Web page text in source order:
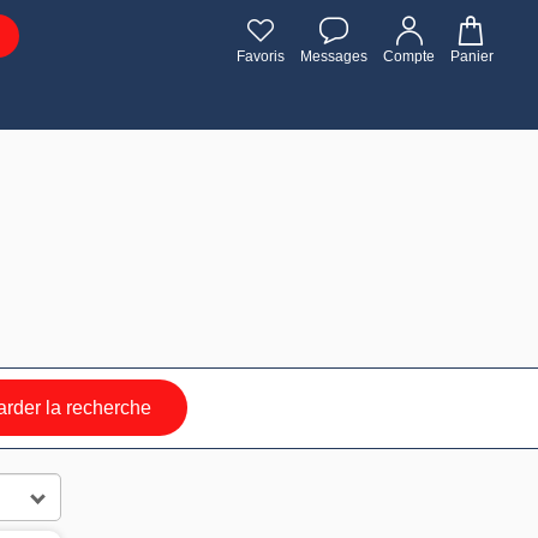
Favoris Messages Compte Panier
la recherche